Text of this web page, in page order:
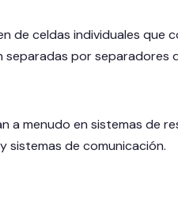
de celdas individuales que
separadas por
a menudo en sistemas de
sistemas de comunicación.